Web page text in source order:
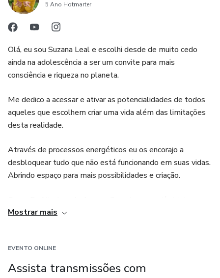
5 Ano Hotmarter
Olá, eu sou Suzana Leal e escolhi desde de muito cedo
ainda na adolescência a ser um convite para mais
consciência e riqueza no planeta.
Me dedico a acessar e ativar as potencialidades de todos
aqueles que escolhem criar uma vida além das limitações
desta realidade.
Através de processos energéticos eu os encorajo a
desbloquear tudo que não está funcionando em suas vidas.
Abrindo espaço para mais possibilidades e criação.
diversos países criando mudança na vida das pessoas e
As minhas sessões individuais são um espaço único de
transformação de realidades. E eu convido você a acessar o
seu verdadeiro potencial e criar uma vida que jamais
Mostrar mais
EVENTO ONLINE
Assista transmissões com